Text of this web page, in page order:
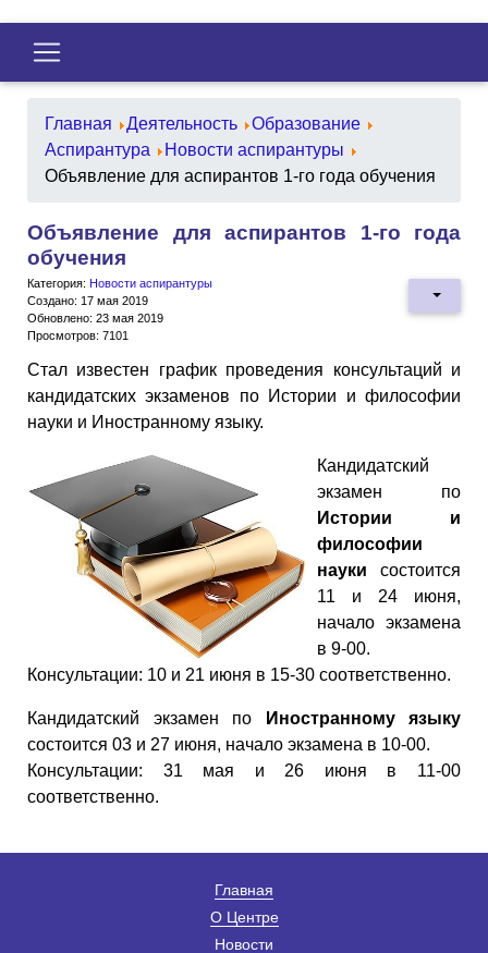
Главная Деятельность
Образование
Аспирантура
Новости аспирантуры
Объявление для аспирантов 1-го года обучения
Объявление для аспирантов 1-го года
обучения
Категория: Новости аспирантуры
Создано: 17 мая 2019
Обновлено: 23 мая 2019
Просмотров: 7101
Стал известен график проведения консультаций и
кандидатских экзаменов по Истории и философии
науки и Иностранному языку.
Кандидатский
экзамен по
Истории и
философии
науки состоится
11 и 24 июня,
начало экзамена
в 9-00.
Консультации: 10 и 21 июня в 15-30 соответственно.
Кандидатский экзамен по
Иностранному языку
состоится 03 и 27 июня, начало экзамена в 10-00.
Консультации: 31 мая и 26 июня в 11-00
соответственно.
Главная
О Центре
Новости